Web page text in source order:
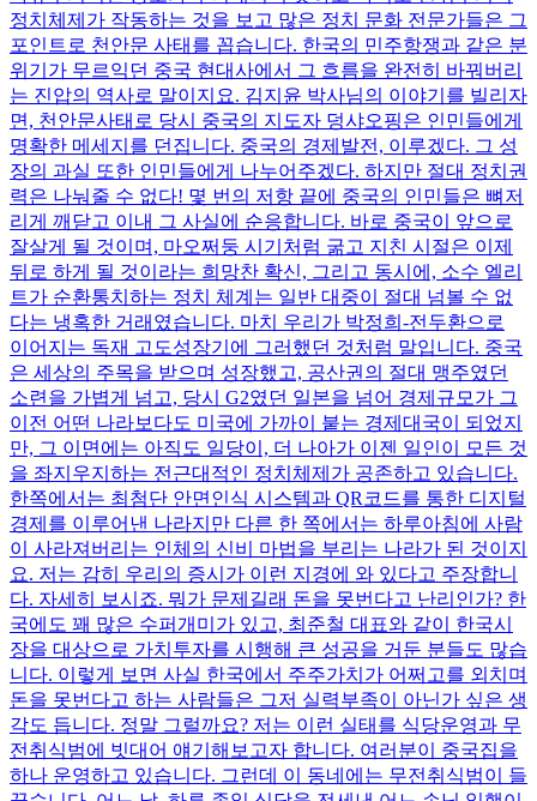
정치체제가 작동하는 것을 보고 많은 정치 문화 전문가들은 그
포인트로 천안문 사태를 꼽습니다. 한국의 민주항쟁과 같은 분
위기가 무르익던 중국 현대사에서 그 흐름을 완전히 바꿔버리
는 진압의 역사로 말이지요. 김지윤 박사님의 이야기를 빌리자
면, 천안문사태로 당시 중국의 지도자 덩샤오핑은 인민들에게
명확한 메세지를 던집니다. 중국의 경제발전, 이루겠다. 그 성
장의 과실 또한 인민들에게 나누어주겠다. 하지만 절대 정치권
력은 나눠줄 수 없다! 몇 번의 저항 끝에 중국의 인민들은 뼈저
리게 깨닫고 이내 그 사실에 순응합니다. 바로 중국이 앞으로
잘살게 될 것이며, 마오쩌둥 시기처럼 굶고 지친 시절은 이제
뒤로 하게 될 것이라는 희망찬 확신, 그리고 동시에, 소수 엘리
트가 순환통치하는 정치 체계는 일반 대중이 절대 넘볼 수 없
다는 냉혹한 거래였습니다. 마치 우리가 박정희-전두환으로
이어지는 독재 고도성장기에 그러했던 것처럼 말입니다. 중국
은 세상의 주목을 받으며 성장했고, 공산권의 절대 맹주였던
소련을 가볍게 넘고, 당시 G2였던 일본을 넘어 경제규모가 그
이전 어떤 나라보다도 미국에 가까이 붙는 경제대국이 되었지
만, 그 이면에는 아직도 일당이, 더 나아가 이젠 일인이 모든 것
을 좌지우지하는 전근대적인 정치체제가 공존하고 있습니다.
한쪽에서는 최첨단 안면인식 시스템과 QR코드를 통한 디지털
경제를 이루어낸 나라지만 다른 한 쪽에서는 하루아침에 사람
이 사라져버리는 인체의 신비 마법을 부리는 나라가 된 것이지
요. 저는 감히 우리의 증시가 이런 지경에 와 있다고 주장합니
다. 자세히 보시죠. 뭐가 문제길래 돈을 못번다고 난리인가? 한
국에도 꽤 많은 수퍼개미가 있고, 최준철 대표와 같이 한국시
장을 대상으로 가치투자를 시행해 큰 성공을 거둔 분들도 많습
니다. 이렇게 보면 사실 한국에서 주주가치가 어쩌고를 외치며
돈을 못번다고 하는 사람들은 그저 실력부족이 아닌가 싶은 생
각도 듭니다. 정말 그럴까요? 저는 이런 실태를 식당운영과 무
전취식범에 빗대어 얘기해보고자 합니다. 여러분이 중국집을
하나 운영하고 있습니다. 그런데 이 동네에는 무전취식범이 들